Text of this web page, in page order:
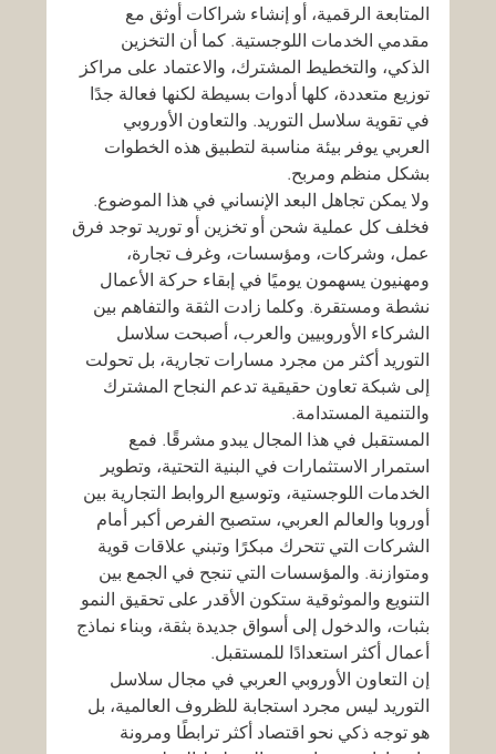
المتابعة الرقمية، أو إنشاء شراكات أوثق مع
مقدمي الخدمات اللوجستية. كما أن التخزين
الذكي، والتخطيط المشترك، والاعتماد على مراكز
توزيع متعددة، كلها أدوات بسيطة لكنها فعالة جدًا
في تقوية سلاسل التوريد. والتعاون الأوروبي
العربي يوفر بيئة مناسبة لتطبيق هذه الخطوات
بشكل منظم ومربح.
ولا يمكن تجاهل البعد الإنساني في هذا الموضوع.
فخلف كل عملية شحن أو تخزين أو توريد توجد فرق
عمل، وشركات، ومؤسسات، وغرف تجارة،
ومهنيون يسهمون يوميًا في إبقاء حركة الأعمال
نشطة ومستقرة. وكلما زادت الثقة والتفاهم بين
الشركاء الأوروبيين والعرب، أصبحت سلاسل
التوريد أكثر من مجرد مسارات تجارية، بل تحولت
إلى شبكة تعاون حقيقية تدعم النجاح المشترك
والتنمية المستدامة.
المستقبل في هذا المجال يبدو مشرقًا. فمع
استمرار الاستثمارات في البنية التحتية، وتطوير
الخدمات اللوجستية، وتوسيع الروابط التجارية بين
أوروبا والعالم العربي، ستصبح الفرص أكبر أمام
الشركات التي تتحرك مبكرًا وتبني علاقات قوية
ومتوازنة. والمؤسسات التي تنجح في الجمع بين
التنويع والموثوقية ستكون الأقدر على تحقيق النمو
بثبات، والدخول إلى أسواق جديدة بثقة، وبناء نماذج
أعمال أكثر استعدادًا للمستقبل.
إن التعاون الأوروبي العربي في مجال سلاسل
التوريد ليس مجرد استجابة للظروف العالمية، بل
هو توجه ذكي نحو اقتصاد أكثر ترابطًا ومرونة